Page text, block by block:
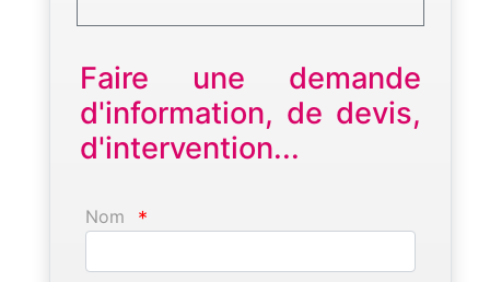
Faire une demande
d'information, de devis,
d'intervention...
Nom *